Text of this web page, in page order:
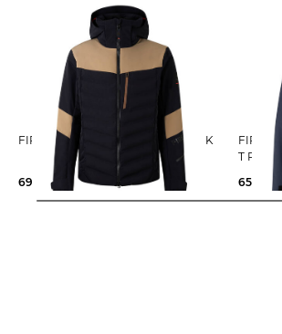
FIRE+ICE | Herren Skijacke RADEK
695,00 €
FIRE+ICE | Herren Skijacke
T
650,00 €